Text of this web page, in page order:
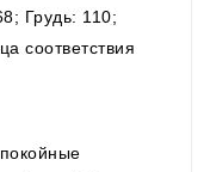
Грудь: 110;
соответствия